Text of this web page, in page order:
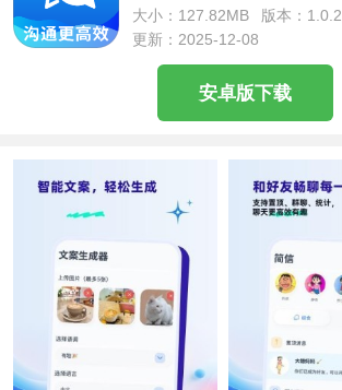
大小：127.82MB
版本：1.0.2
更新：2025-12-08
安卓版下载